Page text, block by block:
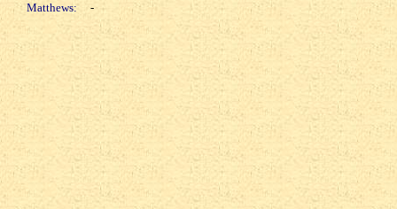
Matthews: -